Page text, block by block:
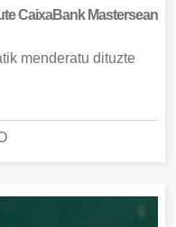
CaixaBank Mastersean
menderatu dituzte